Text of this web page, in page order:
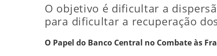
O objetivo é dificultar a
para dificultar a recuperação
O Papel do Banco Central no Combate às